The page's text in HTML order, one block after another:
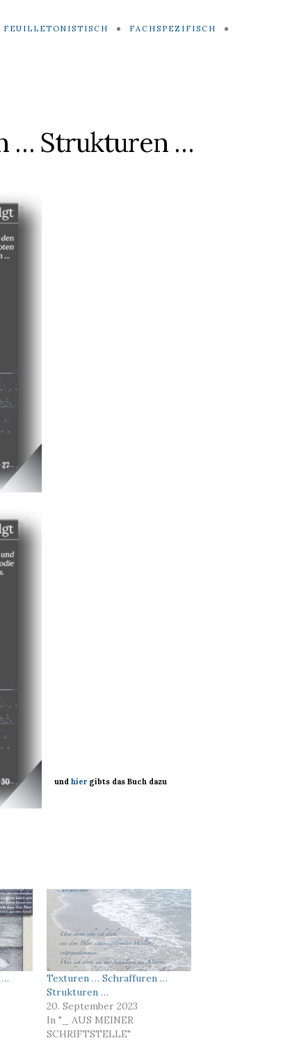
FEUILLETONISTISCH FACHSPEZIFISCH
… Strukturen …
undhier gibts das Buch dazu
…
Texturen … Schraffuren …
Strukturen …
20. September 2023
In "_ AUS MEINER
SCHRIFTSTELLE"